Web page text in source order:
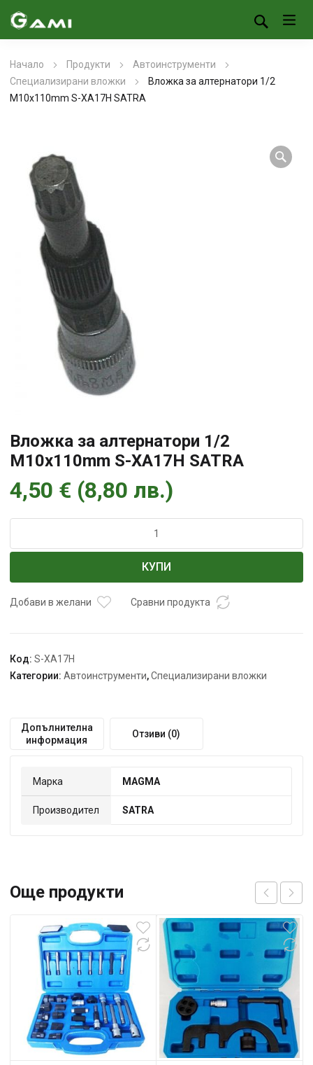
Начало Продукти
Автоинструменти
Специализирани вложки
Вложка за алтернатори 1/2
M10x110mm S-XA17H SATRA
Вложка за алтернатори 1/2
M10x110mm S-XA17H SATRA
4,50 € (8,80 лв.)
Вложка
1/2
SATRA
КУПИ
Добави в желани Сравни продукта
Код: S-XA17H
Категории: Автоинструменти,Специализирани вложки
Допълнителна
информация
Отзиви (0)
Марка MAGMA
Производител SATRA
Още продукти